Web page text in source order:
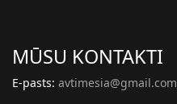
MŪSU KONTAKTI
E-pasts: avtimesia@gmail.com